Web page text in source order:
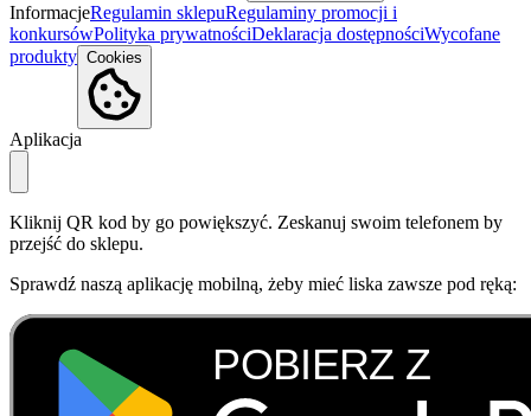
InformacjeRegulamin sklepuRegulaminy promocji i
konkursówPolityka prywatnościDeklaracja dostępnościWycofane
produkty Cookies
Aplikacja
Kliknij QR kod by go powiększyć. Zeskanuj swoim telefonem by
przejść do sklepu.
Sprawdź naszą aplikację mobilną, żeby mieć liska zawsze pod ręką: